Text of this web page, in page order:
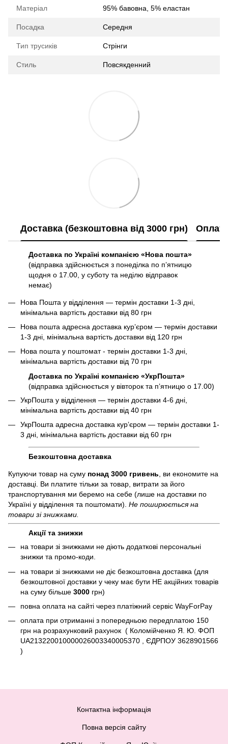
Матеріал 95% бавовна, 5% еластан
Посадка Середня
Тип трусиків Стрінги
Стиль Повсякденний
Доставка (безкоштовна від 3000 грн)
Доставка по Україні компанією «Нова пошта»
(відправка здійснюється з понеділка по пʼятницю
щодня о 17.00, у суботу та неділю відправок
немає)
Нова Пошта у відділення — термін доставки 1-3 дні,
мінімальна вартість доставки від 80 грн
Нова пошта адресна доставка курʼєром — термін доставки
1-3 дні, мінімальна вартість доставки від 120 грн
Нова пошта у поштомат - термін доставки 1-3 дні,
мінімальна вартість доставки від 70 грн
Доставка по Україні компанією «УкрПошта»
(відправка здійснюється у вівторок та пʼятницю о 17.00)
УкрПошта у відділення — термін доставки 4-6 дні,
мінімальна вартість доставки від 40 грн
УкрПошта адресна доставка курʼєром — термін доставки 1-
3 дні, мінімальна вартість доставки від 60 грн
Безкоштовна доставка
Купуючи товар на суму понад 3000 гривень , ви економите на
доставці. Ви платите тільки за товар, витрати за його
транспортування ми беремо на себе (лише на доставки по
Україні у відділення та поштомати). Не поширюється на
товари зі знижками.
Акції та знижки
на товари зі знижками не діють додаткові персональні
знижки та промо-коди.
на товари зі знижками не діє безкоштовна доставка (для
безкоштовної доставки у чеку має бути НЕ акційних товарів
на суму більше 3000 грн)
повна оплата на сайті через платіжний сервіc WayForPay
оплата при отриманні з попередньою передплатою 150
грн на розрахунковий рахунок ( Коломійченко Я. Ю. ФОП
UA213220010000026003340005370 , ЄДРПОУ 3628901566
)
Контактна інформація
Повна версія сайту